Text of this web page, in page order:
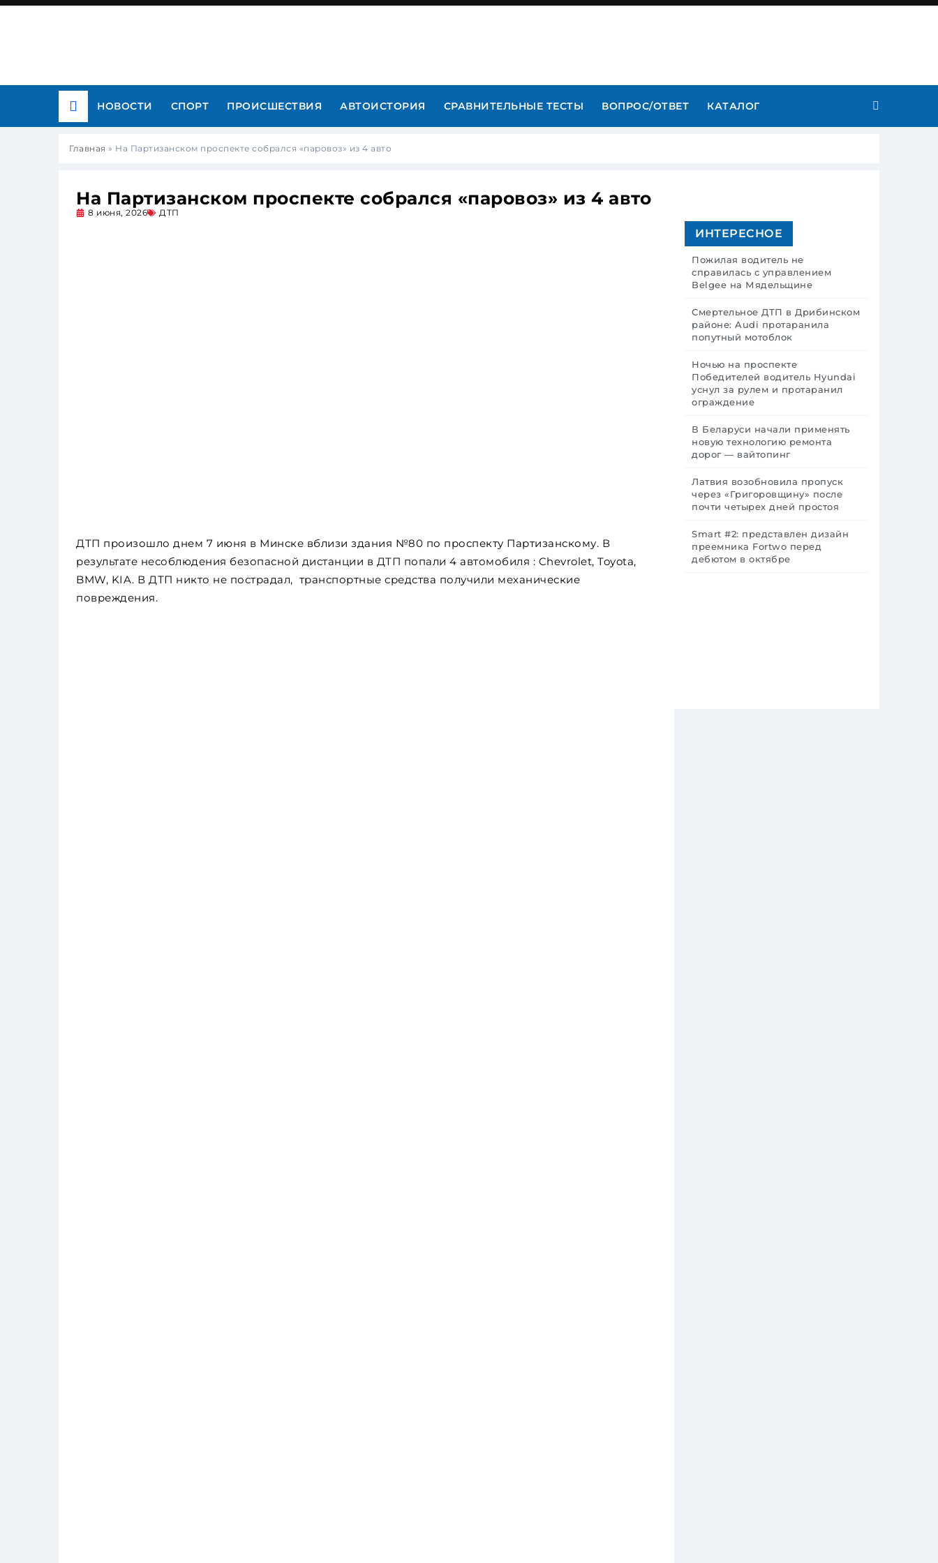
НОВОСТИ СПОРТ ПРОИСШЕСТВИЯ АВТОИСТОРИЯ СРАВНИТЕЛЬНЫЕ ТЕСТЫ ВОПРОС/ОТВЕТ КАТАЛОГ
Главная » На Партизанском проспекте собрался «паровоз» из 4 авто
На Партизанском проспекте собрался «паровоз» из 4 авто
8 июня, 2026 ДТП
ДТП произошло днем 7 июня в Минске вблизи здания №80 по проспекту Партизанскому. В
результате несоблюдения безопасной дистанции в ДТП попали 4 автомобиля : Chevrolet, Toyota,
BMW, KIA. В ДТП никто не пострадал, транспортные средства получили механические
повреждения.
ИНТЕРЕСНОЕ
Пожилая водитель не
справилась с управлением
Belgee на Мядельщине
Смертельное ДТП в Дрибинском
районе: Audi протаранила
попутный мотоблок
Ночью на проспекте
Победителей водитель Hyundai
уснул за рулем и протаранил
ограждение
В Беларуси начали применять
новую технологию ремонта
дорог — вайтопинг
Латвия возобновила пропуск
через «Григоровщину» после
почти четырех дней простоя
Smart #2: представлен дизайн
преемника Fortwo перед
дебютом в октябре